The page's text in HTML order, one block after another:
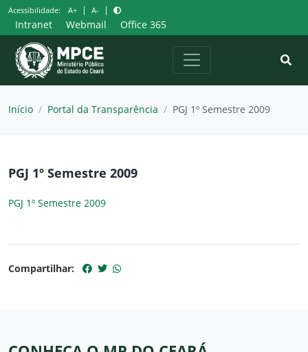
Pular
para
o
conteúdo
Acessibilidade: A+ | A- |
Intranet Webmail Office 365
Início / Portal da Transparência / PGJ 1º Semestre 2009
PGJ 1º Semestre 2009
PGJ 1º Semestre 2009
Compartilhar: